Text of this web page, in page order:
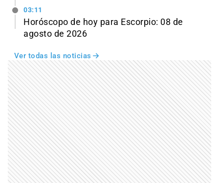
03:11
Horóscopo de hoy para Escorpio: 08 de
agosto de 2026
Ver todas las noticias